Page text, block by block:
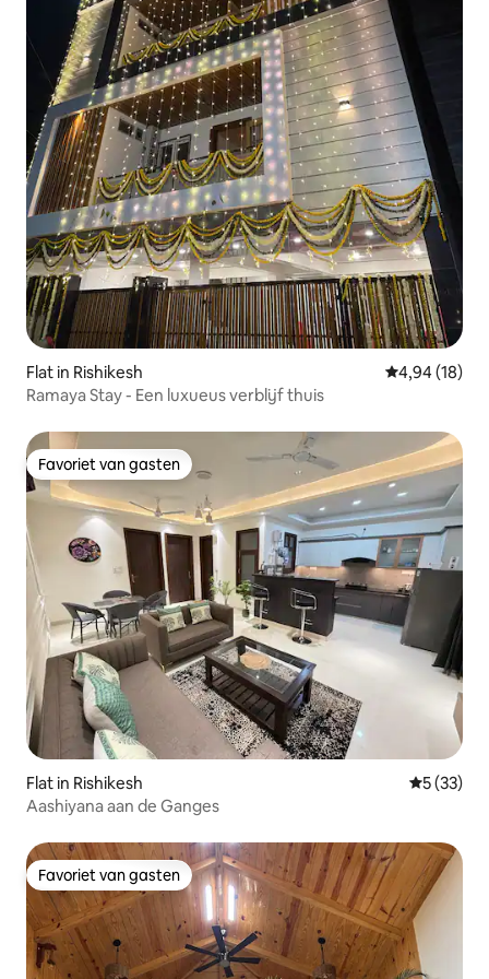
Flat in Rishikesh Gemiddelde
4,94 (18)
Ramaya Stay - Een luxueus verblijf thuis
Favoriet van gasten
Favoriet van gasten
Flat in Rishikesh
5 (33)
Aashiyana aan de Ganges
Favoriet van gasten
Favoriet van gasten